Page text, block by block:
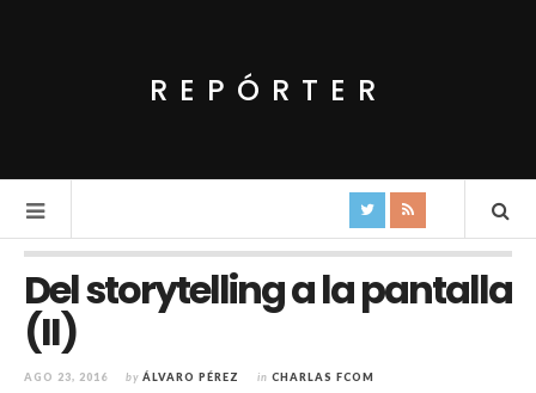
REPÓRTER
Del storytelling a la pantalla
(II)
AGO 23, 2016 by ÁLVARO PÉREZ in CHARLAS FCOM